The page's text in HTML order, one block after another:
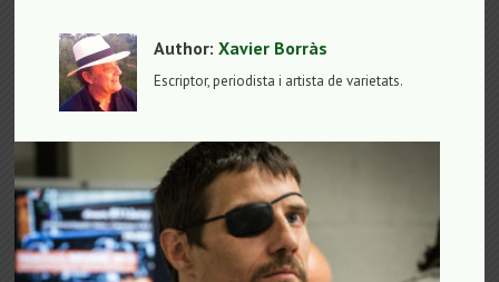
Author:Xavier Borràs
Escriptor, periodista i artista de varietats.